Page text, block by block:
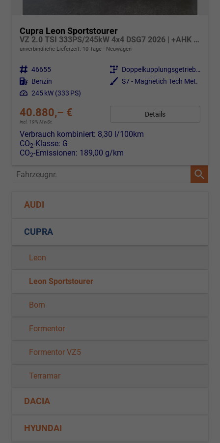
Cupra Leon Sportstourer
VZ 2.0 TSI 333PS/245kW 4x4 DSG7 2026 | +AHK +PANO +NAVI +Matrix +Immersive +5J Erw. Garantie
unverbindliche Lieferzeit: 10 Tage Neuwagen
Fahrzeugnr. 46655 Getriebe
Doppelkupplungsgetriebe (DSG)
Kraftstoff Benzin Außenfarbe S7 - Magnetich Tech Met.
Leistung 245 kW (333 PS)
40.880,– €
incl. 19% MwSt.
Details
Verbrauch kombiniert: 8,30 l/100km
CO2-Klasse: G
CO2-Emissionen: 189,00 g/km
Fahrzeugnr.
AUDI
CUPRA
Leon
Leon Sportstourer
Born
Formentor
Formentor VZ5
Terramar
DACIA
HYUNDAI